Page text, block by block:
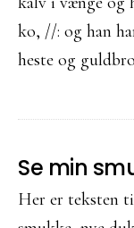
ko, //: og han
heste og
Se min
Her er teksten